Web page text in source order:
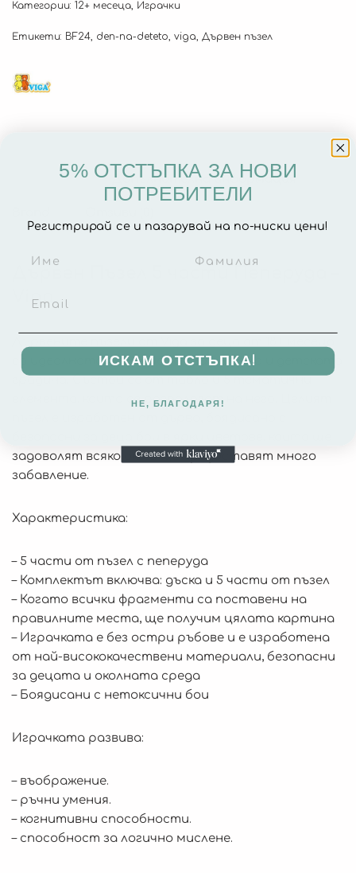
Категории: 12+ месеца Играчки
Етикети: BF24 den-na-deteto viga Дървен пъзел
Описание Допълнителна информация
Viga
са идеалното решение за игри в дома и детската
градина. Състои се от табло и 5 тематични
елемента, които се разполагат на него. Целият
задоволят всяко око и ще предоставят много
забавление.
Характеристика:
– 5 части от пъзел с пеперуда
– Комплектът включва: дъска и 5 части от пъзел
– Когато всички фрагменти са поставени на
правилните места, ще получим цялата картина
– Играчката е без остри ръбове и е изработена
от най-висококачествени материали, безопасни
за децата и околната среда
– Боядисани с нетоксични бои
Играчката развива:
– въображение.
– ръчни умения.
– когнитивни способности.
– способност за логично мислене.
5% ОТСТЪПКА ЗА НОВИ
ПОТРЕБИТЕЛИ
Регистрирай се и пазарувай на по-ниски цени!
ИСКАМ ОТСТЪПКА!
НЕ, БЛАГОДАРЯ!